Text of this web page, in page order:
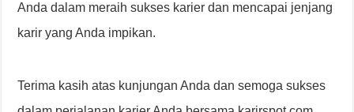
Anda dalam meraih sukses karier dan mencapai jenjang
karir yang Anda impikan.
Terima kasih atas kunjungan Anda dan semoga sukses